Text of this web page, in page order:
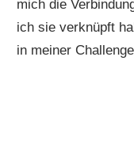
mich die
ich sie verknüpft
in meiner